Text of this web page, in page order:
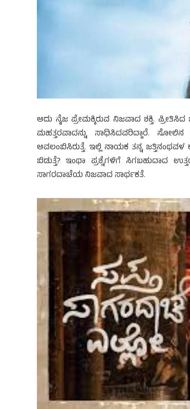
ಅದು ನೈಜ ಪ್ರೇಮಕ್ಕಿರುವ ನಿಜವಾದ ಶಕ್ತಿ.
ಮಹತ್ತರವಾದನ್ನು ಸಾಧಿಸಿದವರಿದ್ದಾರೆ.
ಅವಲಂಬಿಸಿರುತ್ತೆ. ಇಲ್ಲಿ ನಾಯಕ ತನ್ನ
ಬಿಡುತ್ತೆ? ಇಂಥಾ ಪ್ರಶ್ನೆಗಳಿಗೆ ಸಿಗಬಹುದಾದ
ಸಾಗರದಾಚೆಯ ನಿಜವಾದ ಸಾರ್ಥಕತೆ.